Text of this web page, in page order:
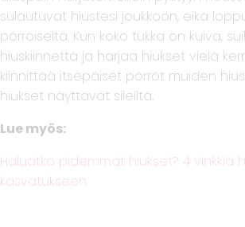
sulautuvat hiustesi joukkoon, eikä
pörröiseltä. Kun koko tukka on kuiva,
hiuskiinnettä ja harjaa hiukset vielä
kiinnittää itsepäiset pörröt muiden
hiukset näyttävät sileiltä.
Lue myös:
Haluatko pidemmät hiukset? 4 vinkkiä
kasvatukseen